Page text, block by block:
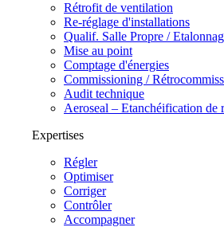
Rétrofit de ventilation
Re-réglage d'installations
Qualif. Salle Propre /
Mise au point
Comptage d'énergies
Commissioning /
Audit technique
Aeroseal – Etanchéification de
Expertises
Régler
Optimiser
Corriger
Contrôler
Accompagner